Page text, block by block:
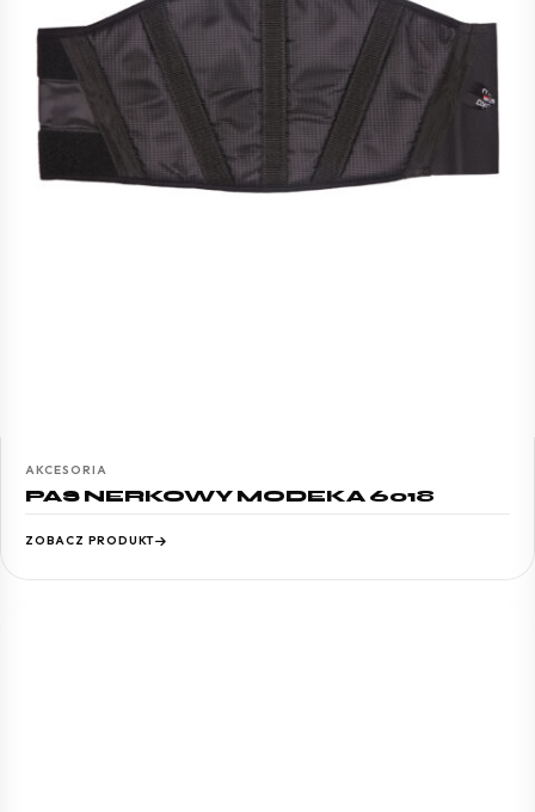
AKCESORIA
PAS NERKOWY MODEKA 6018
ZOBACZ PRODUKT